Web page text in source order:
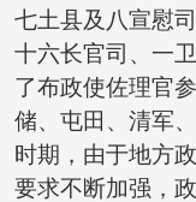
七土县及八宣慰
十六长官司、一
了布政使佐理官
储、屯田、清军
时期，由于地方
要求不断加强，